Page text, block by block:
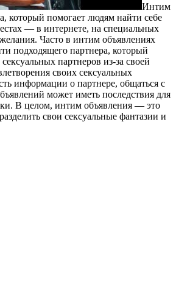
Интим
который помогает людям найти себе
— в интернете, на специальных
Часто в интим объявлениях
подходящего партнера, который
партнеров из-за своей
своих сексуальных
информации о партнере, общаться с
может иметь последствия для
В целом, интим объявления — это
свои сексуальные фантазии и